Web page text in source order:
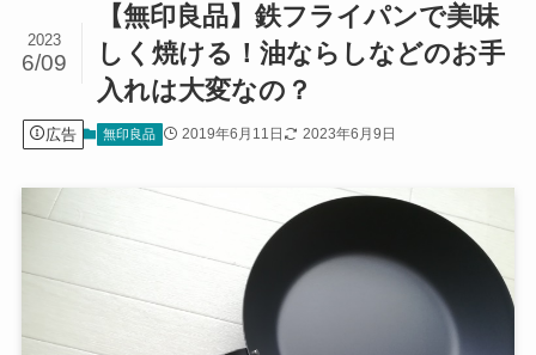
【無印良品】鉄フライパンで美味
しく焼ける！油ならしなどのお手
入れは大変なの？
2023
6/09
広告 無印良品 2019年6月11日 2023年6月9日